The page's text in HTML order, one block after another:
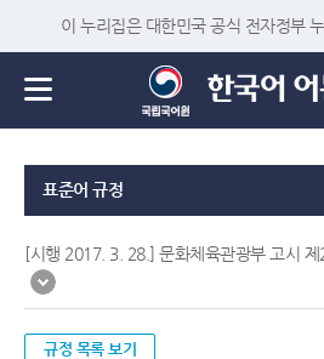
이 누리집은 대한민국 공식 전자정부
표준어 규정
[시행 2017. 3. 28.] 문화체육관광부 고시
규정 목록 보기